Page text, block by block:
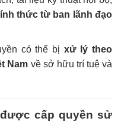
thức từ ban lãnh đạo
có thể bị xử lý theo
Nam về sở hữu trí tuệ và
cấp quyền sử